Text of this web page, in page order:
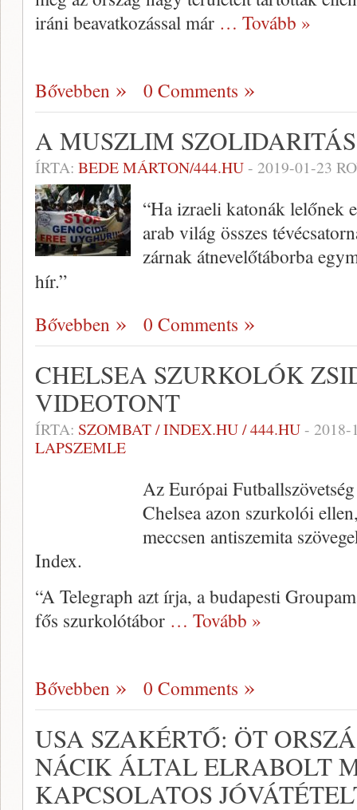
iráni beavatkozással már … Tovább »
Bővebben 0 Comments
A MUSZLIM
ÍRTA: BEDE MÁRTON/444.HU- 2019-01-23
“Ha izraeli katonák lelőnek
arab világ összes
zárnak átnevelőtáborba
hír.”
Bővebben
0 Comments
CHELSEA SZURKOLÓK
VIDEOTONT
ÍRTA: SZOMBAT / INDEX.HU / 444.HU- 2018-
LAPSZEMLE
Az Európai
Chelsea azon szurkolói
meccsen antiszemita
Index.
“A Telegraph azt írja, a budapesti
fős szurkolótábor … Tovább »
Bővebben 0 Comments
USA SZAKÉRTŐ: ÖT
NÁCIK ÁLTAL ELRABOLT
KAPCSOLATOS